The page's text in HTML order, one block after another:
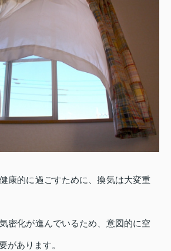
康的に過ごすために、換気は大変重
密化が進んでいるため、意図的に空
があります。